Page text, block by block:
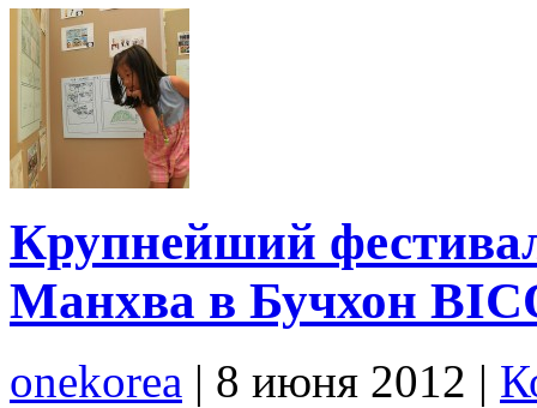
Крупнейший
Манхва в Бучхон
onekorea | 8 июня 2012 |